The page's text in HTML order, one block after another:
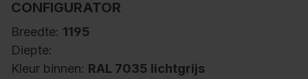
CONFIGURATOR
Breedte: 1195
Diepte:
Kleur binnen: RAL 7035 lichtgrijs